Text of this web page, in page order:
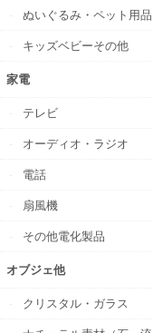
ぬいぐるみ・ペット用品
キッズベビーその他
家電
テレビ
オーディオ・ラジオ
電話
扇風機
その他電化製品
オブジェ他
クリスタル・ガラス